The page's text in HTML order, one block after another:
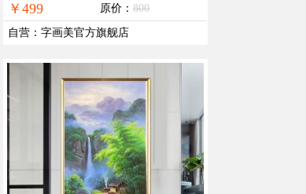
￥499 原价： 800
自营 ： 字画美官方旗舰店